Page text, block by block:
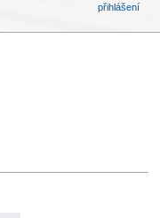
přihlášení